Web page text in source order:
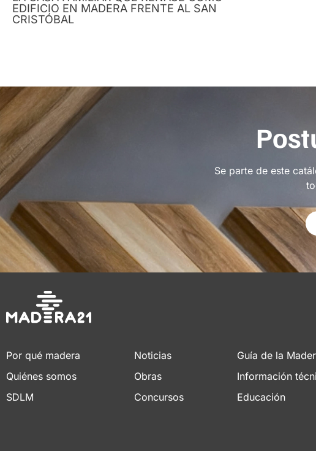
EDIFICIO EN MADERA FRENTE AL SAN
CRISTÓBAL
Se parte de este
Por qué madera
Quiénes somos
SDLM
Noticias
Obras
Concursos
Guía de la
Información
Educación